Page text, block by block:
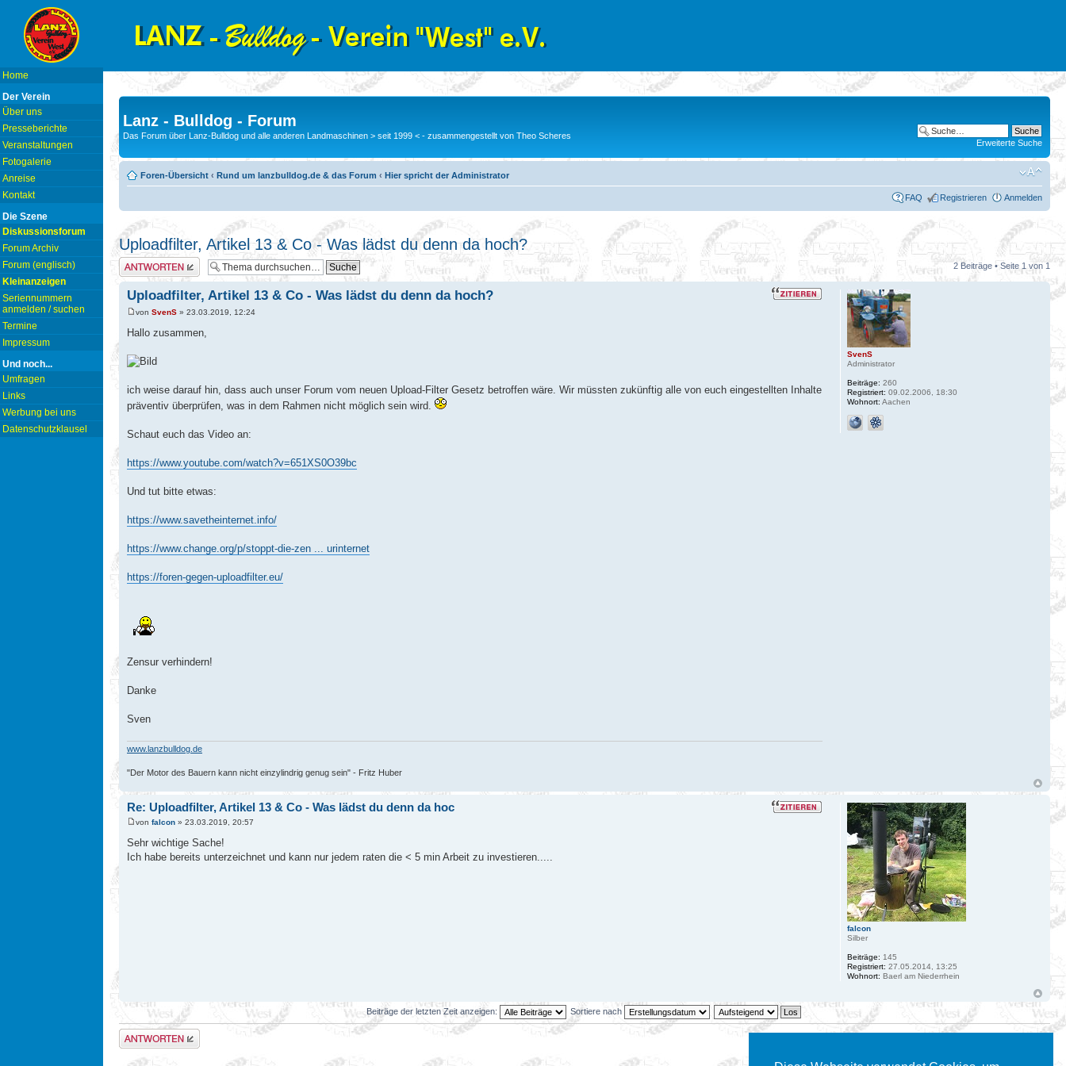
Home
Der Verein
Über uns
Presseberichte
Veranstaltungen
Fotogalerie
Anreise
Kontakt
Die Szene
Diskussionsforum
Forum Archiv
Forum (englisch)
Kleinanzeigen
Seriennummern
anmelden / suchen
Termine
Impressum
Und noch...
Umfragen
Links
Werbung bei uns
Datenschutzklausel
Lanz - Bulldog - Forum
Das Forum über Lanz-Bulldog und alle anderen Landmaschinen > seit 1999 < - zusammengestellt von Theo Scheres
Erweiterte Suche
Foren-Übersicht ‹ Rund um lanzbulldog.de & das Forum ‹ Hier spricht der Administrator
FAQ Registrieren Anmelden
Uploadfilter, Artikel 13 & Co - Was lädst du denn da hoch?
Antwort erstellen 2 Beiträge • Seite 1 von 1
Uploadfilter, Artikel 13 & Co - Was lädst du denn da hoch?
von SvenS » 23.03.2019, 12:24
Hallo zusammen,
ich weise darauf hin, dass auch unser Forum vom neuen Upload-Filter Gesetz betroffen wäre. Wir müssten zukünftig alle von euch eingestellten Inhalte
präventiv überprüfen, was in dem Rahmen nicht möglich sein wird.
Schaut euch das Video an:
https://www.youtube.com/watch?v=651XS0O39bc
Und tut bitte etwas:
https://www.savetheinternet.info/
https://www.change.org/p/stoppt-die-zen ... urinternet
https://foren-gegen-uploadfilter.eu/
Zensur verhindern!
Danke
Sven
www.lanzbulldog.de
"Der Motor des Bauern kann nicht einzylindrig genug sein" - Fritz Huber
SvenS
Administrator
Beiträge: 260
Registriert: 09.02.2006, 18:30
Wohnort: Aachen
Re: Uploadfilter, Artikel 13 & Co - Was lädst du denn da hoc
von falcon » 23.03.2019, 20:57
Sehr wichtige Sache!
Ich habe bereits unterzeichnet und kann nur jedem raten die < 5 min Arbeit zu investieren.....
falcon
Silber
Beiträge: 145
Registriert: 27.05.2014, 13:25
Wohnort: Baerl am Niederrhein
Beiträge der letzten Zeit anzeigen: Sortiere nach
Antwort erstellen